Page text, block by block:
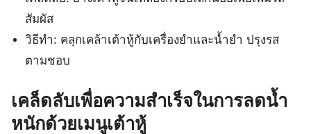
สัมผัส
วิธีทำ: คลุกเคล้าเต้าหู้กับเครื่องยำและน้ำยำ ปรุงรส
ตามชอบ
เคล็ดลับเพื่อความสำเร็จในการลดน้ำ
หนักด้วยเมนูเต้าหู้